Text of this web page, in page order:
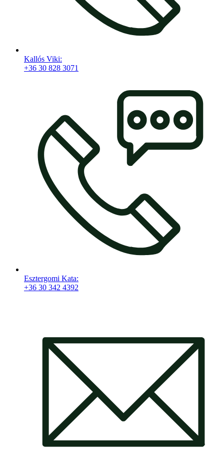
Kallós Viki:
+36 30 828 3071
Esztergomi Kata:
+36 30 342 4392